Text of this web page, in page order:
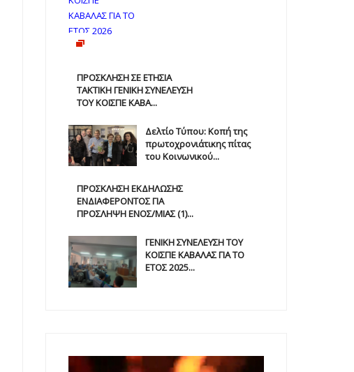
ΠΡΟΣΚΛΗΣΗ ΣΕ ΕΤΗΣΙΑ
TAKTIKH ΓΕΝΙΚΗ ΣΥΝΕΛΕΥΣΗ
ΤΟΥ ΚΟΙΣΠΕ ΚΑΒΑ...
Δελτίο Τύπου: Κοπή της
πρωτοχρονιάτικης πίτας
του Κοινωνικού...
ΠΡΟΣΚΛΗΣΗ ΕΚΔΗΛΩΣΗΣ
ΕΝΔΙΑΦΕΡΟΝΤΟΣ ΓΙΑ
ΠΡΟΣΛΗΨΗ ΕΝOΣ/ΜΙΑΣ (1)...
ΓΕΝΙΚΗ ΣΥΝΕΛΕΥΣΗ ΤΟΥ
ΚΟΙΣΠΕ ΚΑΒΑΛΑΣ ΓΙΑ ΤΟ
ΕΤΟΣ 2025...